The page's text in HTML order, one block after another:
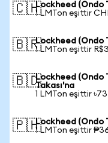
🇨🇭Lockheed (Ondo
1 LMTon eşittir
🇧🇷Lockheed (Ondo
1 LMTon eşittir
🇧🇩Lockheed (Ondo
Takası'na
1 LMTon eşittir
🇵🇭Lockheed (Ondo
1 LMTon eşittir